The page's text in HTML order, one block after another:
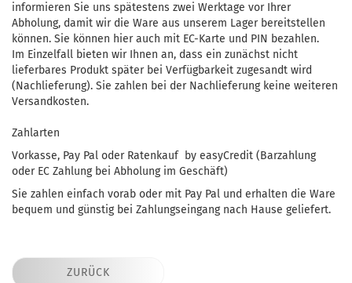
informieren Sie uns spätestens zwei Werktage vor Ihrer
Abholung, damit wir die Ware aus unserem Lager bereitstellen
können. Sie können hier auch mit EC-Karte und PIN bezahlen.
Im Einzelfall bieten wir Ihnen an, dass ein zunächst nicht
lieferbares Produkt später bei Verfügbarkeit zugesandt wird
(Nachlieferung). Sie zahlen bei der Nachlieferung keine weiteren
Versandkosten.
Zahlarten
Vorkasse, Pay Pal oder Ratenkauf by easyCredit (Barzahlung
oder EC Zahlung bei Abholung im Geschäft)
Sie zahlen einfach vorab oder mit Pay Pal und erhalten die Ware
bequem und günstig bei Zahlungseingang nach Hause geliefert.
ZURÜCK